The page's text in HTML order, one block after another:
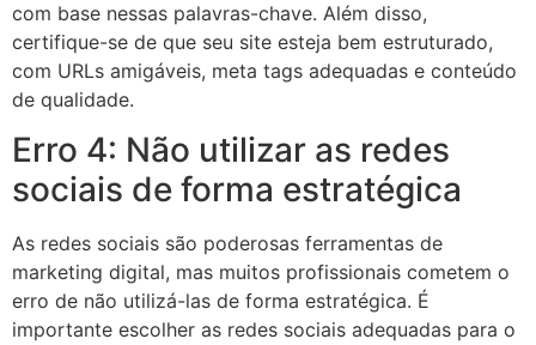
com base nessas palavras-chave. Além disso,
certifique-se de que seu site esteja bem estruturado,
com URLs amigáveis, meta tags adequadas e conteúdo
de qualidade.
Erro 4: Não utilizar as redes
sociais de forma estratégica
As redes sociais são poderosas ferramentas de
marketing digital, mas muitos profissionais cometem o
erro de não utilizá-las de forma estratégica. É
importante escolher as redes sociais adequadas para o